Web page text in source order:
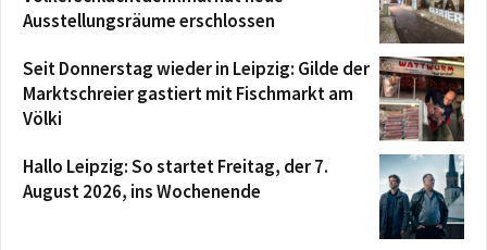
Ausstellungsräume erschlossen
Seit Donnerstag wieder in Leipzig: Gilde der
Marktschreier gastiert mit Fischmarkt am
Völki
Hallo Leipzig: So startet Freitag, der 7.
August 2026, ins Wochenende